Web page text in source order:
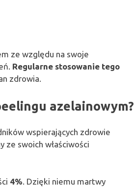
ze względu na swoje
Regularne stosowanie tego
zdrowia.
azelainowym?
wspierających zdrowie
ze swoich właściwości
4% . Dzięki niemu martwy